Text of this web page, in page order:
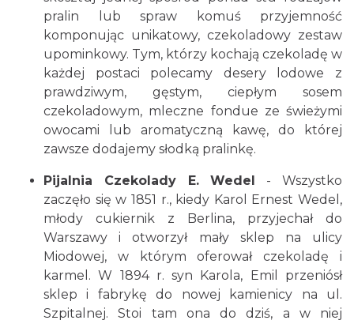
pralin lub spraw komuś przyjemność
komponując unikatowy, czekoladowy zestaw
upominkowy. Tym, którzy kochają czekoladę w
każdej postaci polecamy desery lodowe z
prawdziwym, gęstym, ciepłym sosem
czekoladowym, mleczne fondue ze świeżymi
owocami lub aromatyczną kawę, do której
zawsze dodajemy słodką pralinkę.
Pijalnia Czekolady E. Wedel - Wszystko
zaczęło się w 1851 r., kiedy Karol Ernest Wedel,
młody cukiernik z Berlina, przyjechał do
Warszawy i otworzył mały sklep na ulicy
Miodowej, w którym oferował czekoladę i
karmel. W 1894 r. syn Karola, Emil przeniósł
sklep i fabrykę do nowej kamienicy na ul.
Szpitalnej. Stoi tam ona do dziś, a w niej